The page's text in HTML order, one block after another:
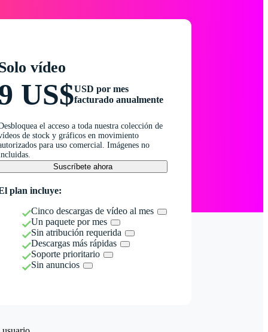
vídeo
US$USD por mes
facturado anualmente
el acceso a toda nuestra colección de
de stock y gráficos en movimiento
para uso comercial. Imágenes no
Suscríbete ahora
plan incluye:
Cinco descargas de vídeo al mes
Un paquete por mes
Sin atribución requerida
Descargas más rápidas
Soporte prioritario
Sin anuncios